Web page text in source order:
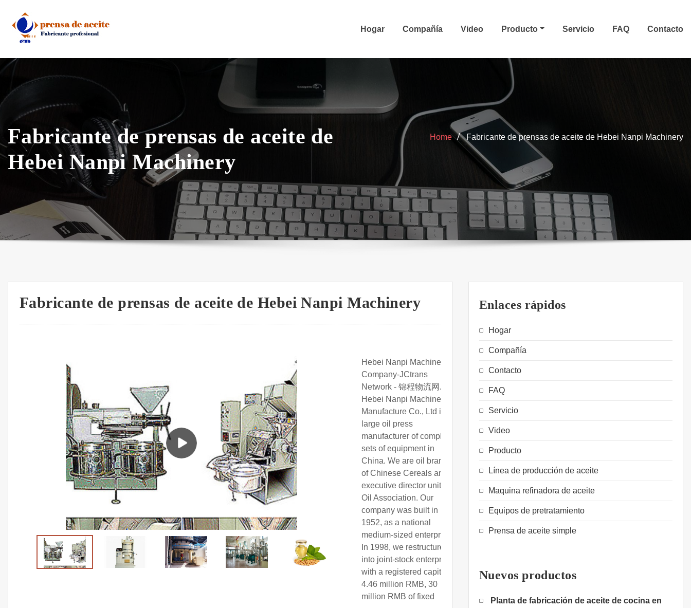
content
Hogar Compañía Video Producto Servicio FAQ Contacto
Fabricante de prensas de aceite de
Hebei Nanpi Machinery
Home Fabricante de prensas de aceite de Hebei Nanpi Machinery
Fabricante de prensas de aceite de Hebei Nanpi Machinery
Hebei Nanpi Machinery
Company-JCtrans
Network - 锦程物流网.
Hebei Nanpi Machinery
Manufacture Co., Ltd is a
large oil press
manufacturer of complete
sets of equipment in
China. We are oil branch
of Chinese Cereals and
executive director unit of
Oil Association. Our
company was built in
1952, as a national
medium-sized enterprise.
In 1998, we restructured
into joint-stock enterprise
with a registered capital of
4.46 million RMB, 30
million RMB of fixed
Enlaces rápidos
Hogar
Compañía
Contacto
FAQ
Servicio
Video
Producto
Línea de producción de aceite
Maquina refinadora de aceite
Equipos de pretratamiento
Prensa de aceite simple
Nuevos productos
Planta de fabricación de aceite de cocina en